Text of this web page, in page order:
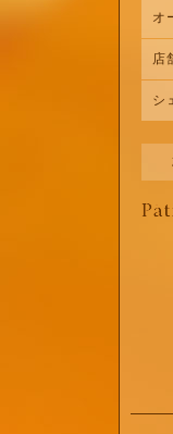
オ
店
シ